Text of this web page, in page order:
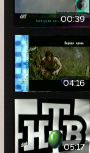
00:39
04:16
05:17